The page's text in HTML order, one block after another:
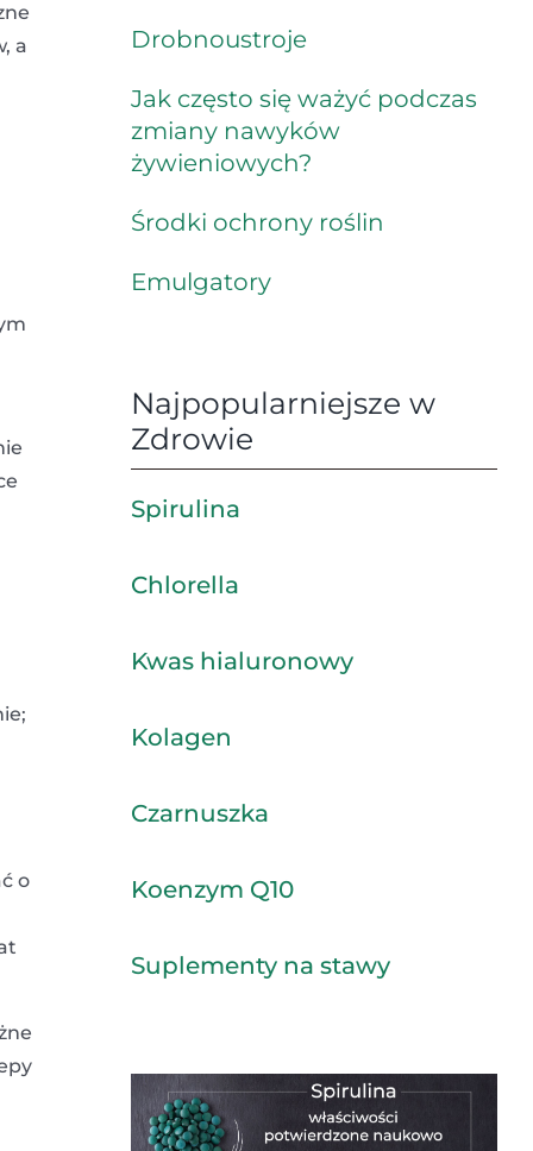
a
o
Drobnoustroje
Jak często się ważyć podczas
zmiany nawyków
żywieniowych?
Środki ochrony roślin
Emulgatory
Najpopularniejsze w
Zdrowie
Spirulina
Chlorella
Kwas hialuronowy
Kolagen
Czarnuszka
Koenzym Q10
Suplementy na stawy